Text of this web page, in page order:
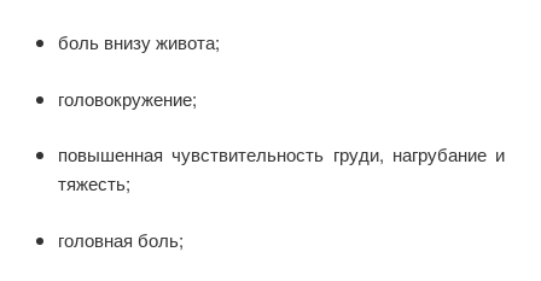
боль внизу живота;
головокружение;
повышенная чувствительность груди, нагрубание и
тяжесть;
головная боль;